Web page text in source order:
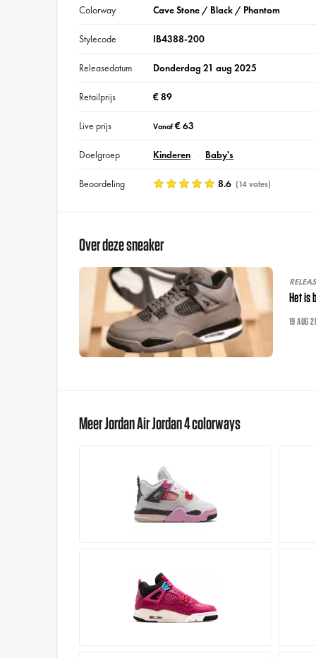
Colorway Cave Stone / Black / Phantom
Stylecode IB4388-200
Releasedatum Donderdag 21 aug 2025
Retailprijs € 89
Live prijs Vanaf€ 63
Doelgroep Kinderen Baby's
Beoordeling 8.6 (14 votes)
Over deze sneaker
Het is
19 AUG
Meer Jordan Air Jordan 4 colorways